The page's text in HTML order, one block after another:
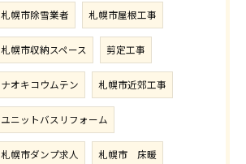
札幌市除雪業者 札幌市屋根工事
札幌市収納スペース 剪定工事
ナオキコウムテン 札幌市近郊工事
ユニットバスリフォーム
札幌市ダンプ求人 札幌市 床暖